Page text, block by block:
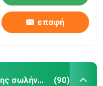
επαφή
Πλαστική γραμμή εξώθησης σωλήνων (90)